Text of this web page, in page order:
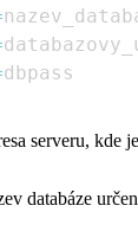
serveru, kde
databáze